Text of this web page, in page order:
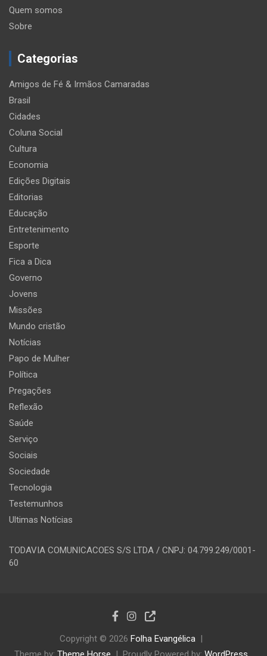
Quem somos
Sobre
Categorias
Amigos de Fé & Irmãos Camaradas
Brasil
Cidades
Coluna Social
Cultura
Economia
Edições Digitais
Editorias
Educação
Entretenimento
Esporte
Fica a Dica
Governo
Jovens
Missões
Mundo cristão
Notícias
Papo de Mulher
Política
Pregações
Reflexão
Saúde
Serviço
Sociais
Sociedade
Tecnologia
Testemunhos
Ultimas Notícias
TODAVIA COMUNICACOES S/S LTDA / CNPJ: 04.799.249/0001-
60
Copyright © 2026 Folha Evangélica